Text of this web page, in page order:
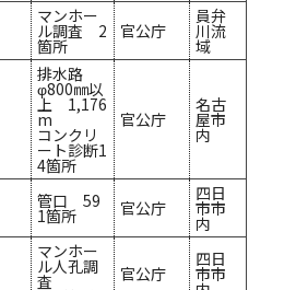
マンホー
ル調査 2
箇所
官公庁
員弁
川流
域
排水路
φ800㎜以
上 1,176
m
コンクリ
ート診断1
4箇所
官公庁
名古
屋市
内
管口 59
1箇所 官公庁
四日
市市
内
マンホー
ル人孔調
査 官公庁
四日
市市